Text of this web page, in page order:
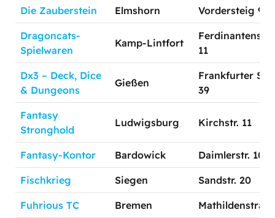
Die Zauberstein Elmshorn Vordersteig 9
Dragoncats-
Spielwaren
Kamp-Lintfort
11
Dx3 – Deck, Dice
& Dungeons
Gießen
Frankfurter
39
Fantasy
Stronghold
Ludwigsburg Kirchstr. 11
Fantasy-Kontor Bardowick Daimlerstr. 10
Fischkrieg Siegen Sandstr. 20
Fuhrious TC Bremen